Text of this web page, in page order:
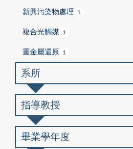
新興污染物處理 1
複合光觸媒 1
重金屬還原 1
系所
指導教授
畢業學年度